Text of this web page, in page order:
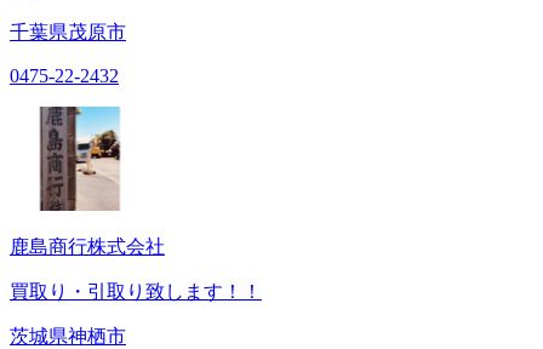
千葉県茂原市
0475-22-2432
鹿島商行株式会社
買取り・引取り致します！！
茨城県神栖市